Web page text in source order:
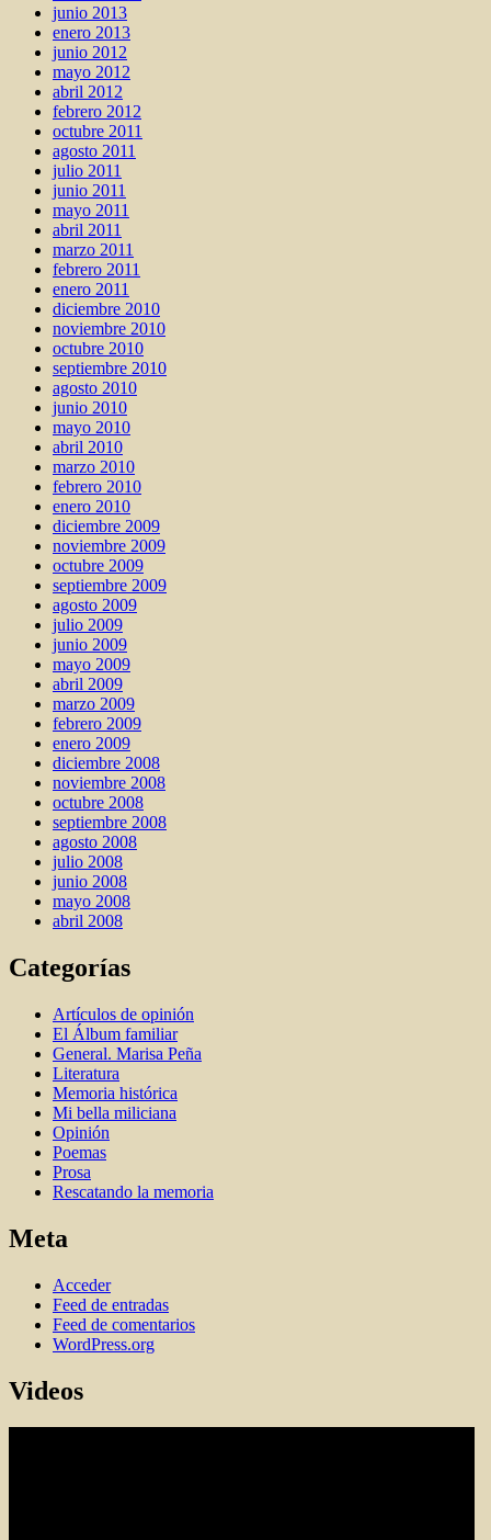
junio 2013
enero 2013
junio 2012
mayo 2012
abril 2012
febrero 2012
octubre 2011
agosto 2011
julio 2011
junio 2011
mayo 2011
abril 2011
marzo 2011
febrero 2011
enero 2011
diciembre 2010
noviembre 2010
octubre 2010
septiembre 2010
agosto 2010
junio 2010
mayo 2010
abril 2010
marzo 2010
febrero 2010
enero 2010
diciembre 2009
noviembre 2009
octubre 2009
septiembre 2009
agosto 2009
julio 2009
junio 2009
mayo 2009
abril 2009
marzo 2009
febrero 2009
enero 2009
diciembre 2008
noviembre 2008
octubre 2008
septiembre 2008
agosto 2008
julio 2008
junio 2008
mayo 2008
abril 2008
Categorías
Artí­culos de opinión
El Álbum familiar
General. Marisa Peña
Literatura
Memoria histórica
Mi bella miliciana
Opinión
Poemas
Prosa
Rescatando la memoria
Meta
Acceder
Feed de entradas
Feed de comentarios
WordPress.org
Videos